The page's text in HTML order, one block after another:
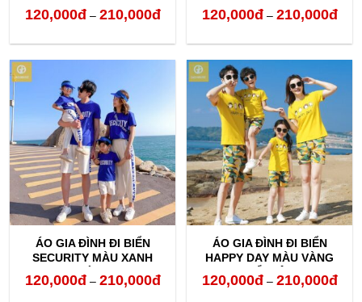
120,000đ – 210,000đKhoảng
từ
120,000đ
210,000đ
120,000đ – 210,000đ
từ
ÁO GIA ĐÌNH ĐI BIỂN
SECURITY MÀU XANH
BÍCH
120,000đ – 210,000đKhoảng
ÁO GIA ĐÌNH ĐI BIỂN
HAPPY DAY MÀU VÀNG
NỔI BẬT
120,000đ – 210,000đ